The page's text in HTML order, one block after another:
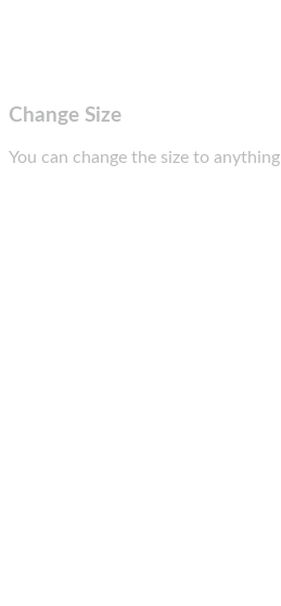
Change Size
You can change the size to anything